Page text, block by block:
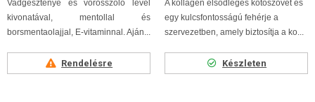
Vadgesztenye és vörösszőlő levél
kivonatával, mentollal és
borsmentaolajjal, E-vitaminnal. Aján...
Rendelésre
A kollagén elsődleges kötőszövet és
egy kulcsfontosságú fehérje a
szervezetben, amely biztosítja a ko...
Készleten